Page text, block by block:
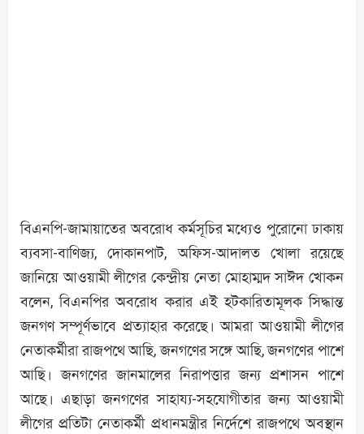
বিএনপি-জামায়াতের অবরোধ কর্মসূচির মধ্যেও পুরোনো ঢাকায়
ব্যবসা-বাণিজ্য, দোকানপাট, অফিস-আদালত খোলা রয়েছে
জানিয়ে আওয়ামী লীগের কেন্দ্রীয় নেতা মোহাম্মদ সাঈদ খোকন
বলেন, বিএনপির অবরোধ করার এই হটকারিতামূলক সিদ্ধান্ত
জনগণ সম্পূর্ণভাবে প্রত্যাহার করেছে। আমরা আওয়ামী লীগের
নেতাকর্মীরা রাজপথে আছি, জনগণের সঙ্গে আছি, জনগণের পাশে
আছি। জনগণের জানমালের নিরাপত্তার জন্য প্রশাসন পাশে
আছে। এছাড়া জনগণের সাহায্য-সহযোগীতার জন্য আওয়ামী
লীগের প্রতিটা নেতাকর্মী প্রধানমন্ত্রীর নির্দেশে রাজপথে অবস্থান